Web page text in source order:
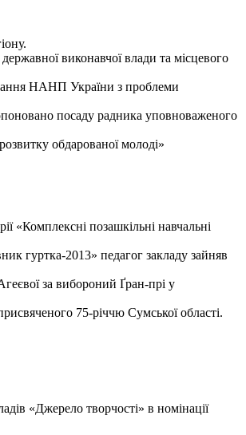
виконавчої влади та місцевого
НАНП України з проблеми
посаду радника уповноваженого
обдарованої молоді»
«Комплексні позашкільні навчальні
гуртка-2013» педагог закладу зайняв
за вибороний Ґран-прі у
75-річчю Сумської області.
«Джерело творчості» в номінації